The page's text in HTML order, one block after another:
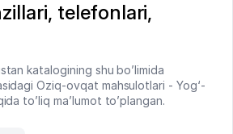
telefonlari,
katalogining shu bo’limida
Oziq-ovqat mahsulotlari - Yog‘-
to’liq ma’lumot to’plangan.